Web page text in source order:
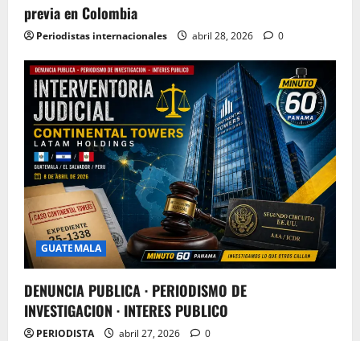
previa en Colombia
Periodistas internacionales abril 28, 2026 0
GUATEMALA
DENUNCIA PUBLICA · PERIODISMO DE
INVESTIGACION · INTERES PUBLICO
PERIODISTA abril 27, 2026 0